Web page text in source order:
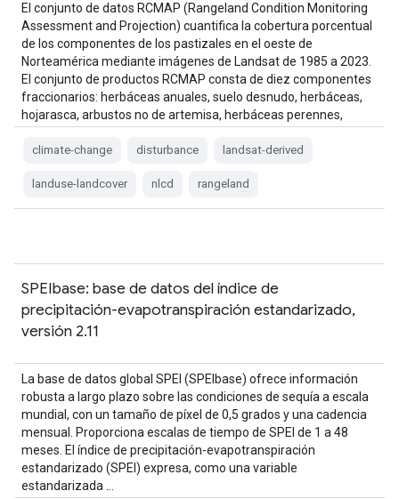
El conjunto de datos RCMAP (Rangeland Condition Monitoring
Assessment and Projection) cuantifica la cobertura porcentual
de los componentes de los pastizales en el oeste de
Norteamérica mediante imágenes de Landsat de 1985 a 2023.
El conjunto de productos RCMAP consta de diez componentes
fraccionarios: herbáceas anuales, suelo desnudo, herbáceas,
hojarasca, arbustos no de artemisa, herbáceas perennes,
climate-change disturbance landsat-derived
landuse-landcover nlcd rangeland
SPEIbase: base de datos del índice de
precipitación-evapotranspiración estandarizado,
versión 2.11
La base de datos global SPEI (SPEIbase) ofrece información
robusta a largo plazo sobre las condiciones de sequía a escala
mundial, con un tamaño de píxel de 0,5 grados y una cadencia
mensual. Proporciona escalas de tiempo de SPEI de 1 a 48
meses. El índice de precipitación-evapotranspiración
estandarizado (SPEI) expresa, como una variable
estandarizada …